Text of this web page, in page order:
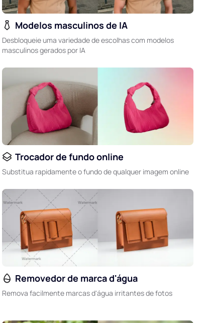
Modelos masculinos de IA
Desbloqueie uma variedade de escolhas com modelos
masculinos gerados por IA
Trocador de fundo online
Substitua rapidamente o fundo de qualquer imagem online
Removedor de marca d'água
Remova facilmente marcas d'água irritantes de fotos